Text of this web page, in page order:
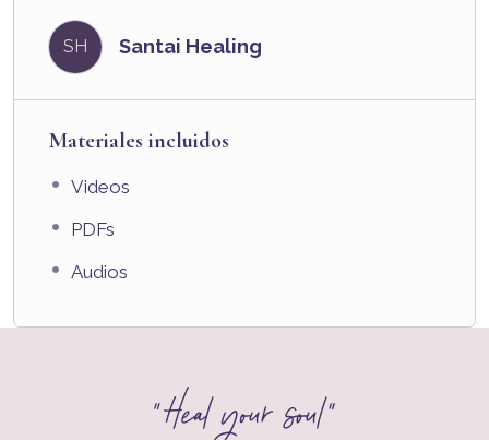
SH Santai Healing
Materiales incluidos
Videos
PDFs
Audios